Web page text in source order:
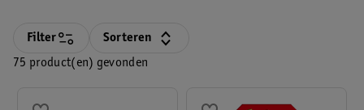
75 product(en) gevonden
Filter Sorteren